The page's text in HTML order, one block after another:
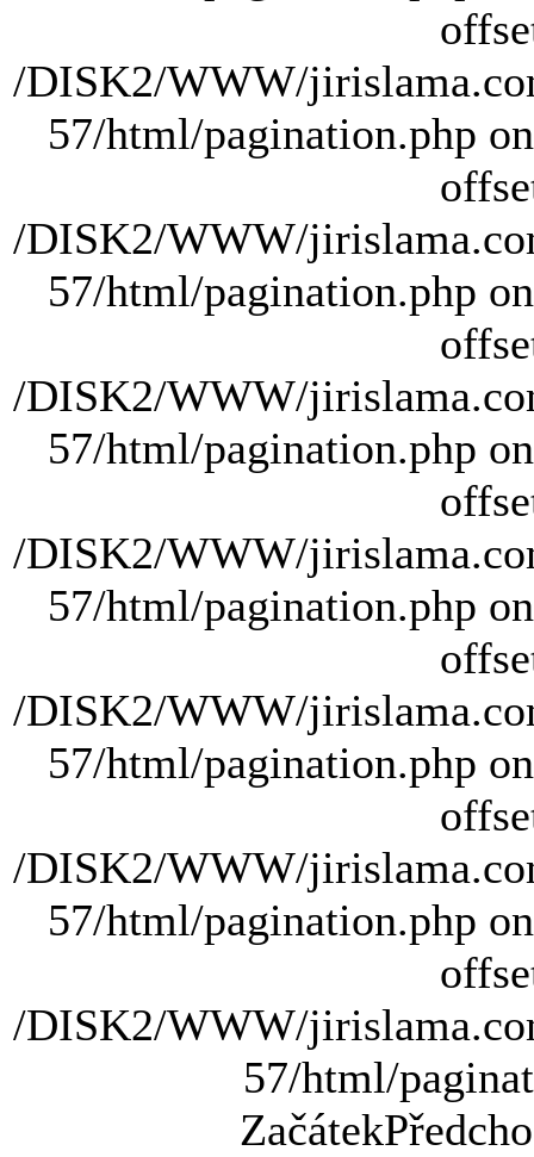
/DISK2/WWW/
57/html/pagination.php
/DISK2/WWW/
57/html/pagination.php
/DISK2/WWW/
57/html/pagination.php
/DISK2/WWW/
57/html/pagination.php
/DISK2/WWW/
57/html/pagination.php
/DISK2/WWW/
57/html/pagination.php
/DISK2/WWW/
57/html/
Začátek